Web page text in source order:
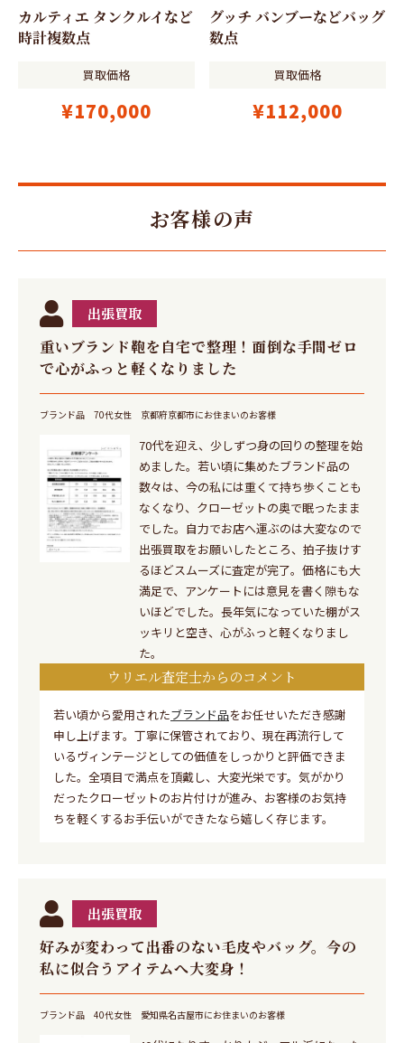
カルティエ タンクルイなど
時計複数点
買取価格
¥170,000
グッチ バンブーなどバッグ
数点
買取価格
¥112,000
お客様の声
重いブランド鞄を自宅で整理！面倒な手間ゼロ
で心がふっと軽くなりました
出張買取
ブランド品 70代女性 京都府京都市にお住まいのお客様
70代を迎え、少しずつ身の回りの整理を始
めました。若い頃に集めたブランド品の
数々は、今の私には重くて持ち歩くことも
なくなり、クローゼットの奥で眠ったまま
でした。自力でお店へ運ぶのは大変なので
出張買取をお願いしたところ、拍子抜けす
るほどスムーズに査定が完了。価格にも大
満足で、アンケートには意見を書く隙もな
いほどでした。長年気になっていた棚がス
ッキリと空き、心がふっと軽くなりまし
た。
ウリエル査定士からのコメント
若い頃から愛用されたブランド品をお任せいただき感謝
申し上げます。丁寧に保管されており、現在再流行して
いるヴィンテージとしての価値をしっかりと評価できま
した。全項目で満点を頂戴し、大変光栄です。気がかり
だったクローゼットのお片付けが進み、お客様のお気持
ちを軽くするお手伝いができたなら嬉しく存じます。
好みが変わって出番のない毛皮やバッグ。今の
私に似合うアイテムへ大変身！
出張買取
ブランド品 40代女性 愛知県名古屋市にお住まいのお客様